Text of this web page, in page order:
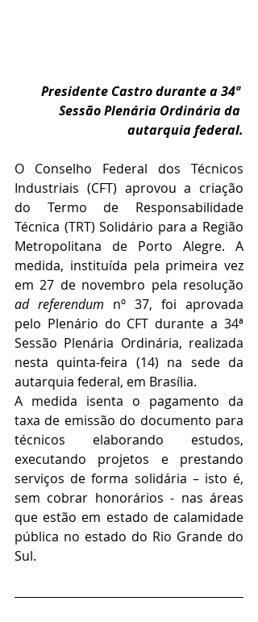
Presidente Castro durante a 34ª
Sessão Plenária Ordinária da
autarquia federal.
O Conselho Federal dos Técnicos
Industriais (CFT) aprovou a criação
do Termo de Responsabilidade
Técnica (TRT) Solidário para a Região
Metropolitana de Porto Alegre. A
medida, instituída pela primeira vez
ad referendum nº 37, foi aprovada
pelo Plenário do CFT durante a 34ª
Sessão Plenária Ordinária, realizada
nesta quinta-feira (14) na sede da
autarquia federal, em Brasília.
A medida isenta o pagamento da
taxa de emissão do documento para
técnicos elaborando estudos,
executando projetos e prestando
serviços de forma solidária – isto é,
sem cobrar honorários - nas áreas
que estão em estado de calamidade
pública no estado do Rio Grande do
Sul.